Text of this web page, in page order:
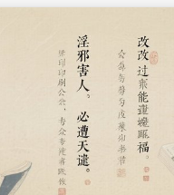
杨氏：毁版改过得善果
书商：恋财不舍遭恶报